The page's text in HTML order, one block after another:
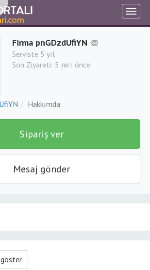
Firma pnGDzdUfiYN
Serviste 5 yıl
Son Ziyareti: 5 лет önce
Hakkımda
Sipariş ver
Mesaj gönder